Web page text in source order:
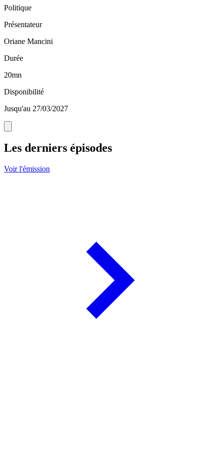
Politique
Présentateur
Oriane Mancini
Durée
20mn
Disponibilité
Jusqu'au 27/03/2027
Les derniers épisodes
Voir l'émission